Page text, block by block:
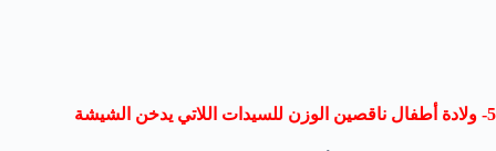
5- ولادة أطفال ناقصين الوزن للسيدات اللاتي يدخن الشيشة